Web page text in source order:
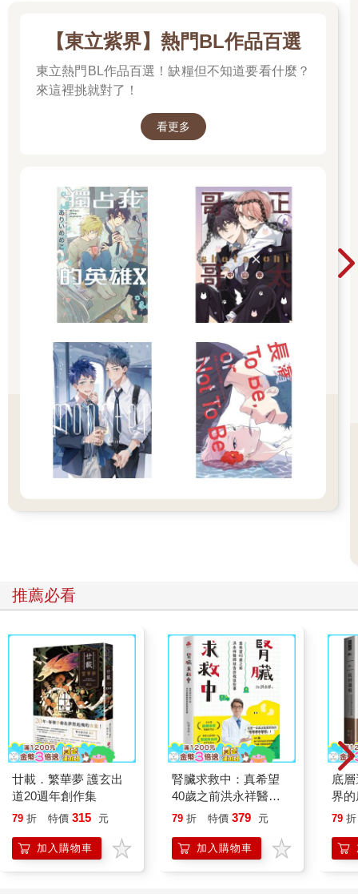
【東立紫界】熱門BL作品百選
東立熱門BL作品百選！缺糧但不知道要看什麼？
來這裡挑就對了！
看更多
推薦必看
廿載．繁華夢 護玄出
道20週年創作集
79 折 特價 315 元
加入購物車
腎臟求救中：真希望
40歲之前洪永祥醫師
就告訴我這些事
79 折 特價 379 元
加入購物車
底
界
79 折